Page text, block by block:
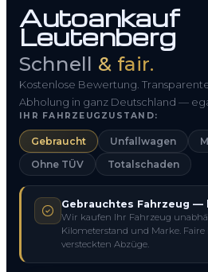
So funktioniert’s
Kontakt
FAQ
0800 1553
Autoankauf
Leutenberg
Schnell & fair.
Kostenlose Bewertung.
Abholung in ganz Deutschland —
IHR FAHRZEUGZUSTAND:
Gebraucht Unfallwagen
Ohne TÜV
Totalschaden
Gebrauchtes Fahrzeug —
Wir kaufen Ihr Fahrzeug
Kilometerstand und Marke.
versteckten Abzüge.